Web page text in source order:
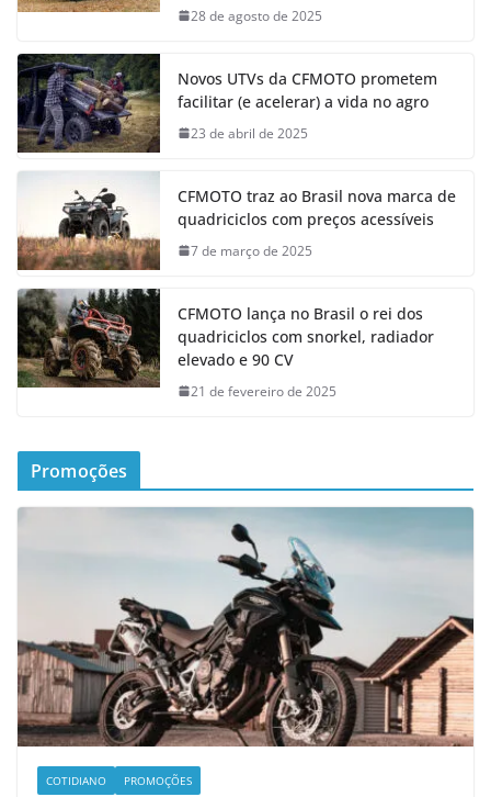
28 de agosto de 2025
Novos UTVs da CFMOTO prometem
facilitar (e acelerar) a vida no agro
23 de abril de 2025
CFMOTO traz ao Brasil nova marca de
quadriciclos com preços acessíveis
7 de março de 2025
CFMOTO lança no Brasil o rei dos
quadriciclos com snorkel, radiador
elevado e 90 CV
21 de fevereiro de 2025
Promoções
COTIDIANO PROMOÇÕES